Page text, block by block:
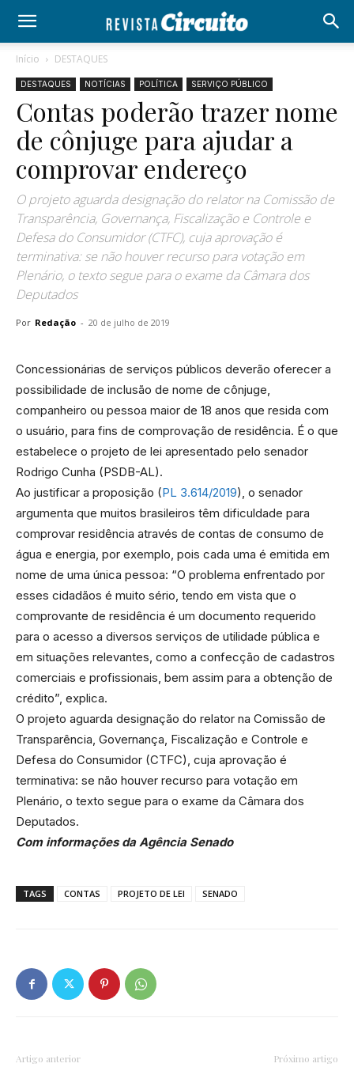
Início DESTAQUES
DESTAQUES NOTÍCIAS POLÍTICA SERVIÇO PÚBLICO
Contas poderão trazer nome
de cônjuge para ajudar a
comprovar endereço
O projeto aguarda designação do relator na Comissão de
Transparência, Governança, Fiscalização e Controle e
Defesa do Consumidor (CTFC), cuja aprovação é
terminativa: se não houver recurso para votação em
Plenário, o texto segue para o exame da Câmara dos
Deputados
Por Redação - 20 de julho de 2019
Concessionárias de serviços públicos deverão oferecer a
possibilidade de inclusão de nome de cônjuge,
companheiro ou pessoa maior de 18 anos que resida com
o usuário, para fins de comprovação de residência. É o que
estabelece o projeto de lei apresentado pelo senador
Rodrigo Cunha (PSDB-AL).
Ao justificar a proposição (PL 3.614/2019), o senador
argumenta que muitos brasileiros têm dificuldade para
comprovar residência através de contas de consumo de
água e energia, por exemplo, pois cada uma é emitida em
nome de uma única pessoa: “O problema enfrentado por
esses cidadãos é muito sério, tendo em vista que o
comprovante de residência é um documento requerido
para o acesso a diversos serviços de utilidade pública e
em situações relevantes, como a confecção de cadastros
comerciais e profissionais, bem assim para a obtenção de
crédito”, explica.
O projeto aguarda designação do relator na Comissão de
Transparência, Governança, Fiscalização e Controle e
Defesa do Consumidor (CTFC), cuja aprovação é
terminativa: se não houver recurso para votação em
Plenário, o texto segue para o exame da Câmara dos
Deputados.
Com informações da Agência Senado
TAGS CONTAS PROJETO DE LEI SENADO
Artigo anterior Próximo artigo